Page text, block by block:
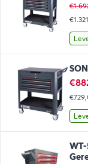
€
€